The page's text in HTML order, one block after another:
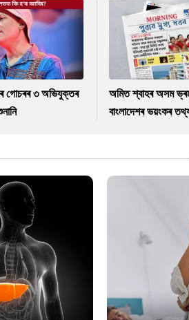
গোচৰৰ ৩ অভিযুক্তৰ
অমিত শ্বাহৰ অসম
বাংলাদেশৰ ভয়ংকৰ